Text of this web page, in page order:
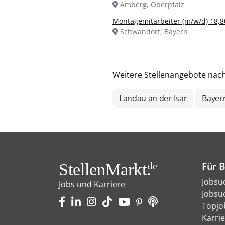
Amberg, Oberpfalz
Montagemitarbeiter (m/w/d)
Schwandorf, Bayern
Weitere Stellenangebote
Landau an der Isar
StellenMarkt.de
Jobs und Karriere
Für